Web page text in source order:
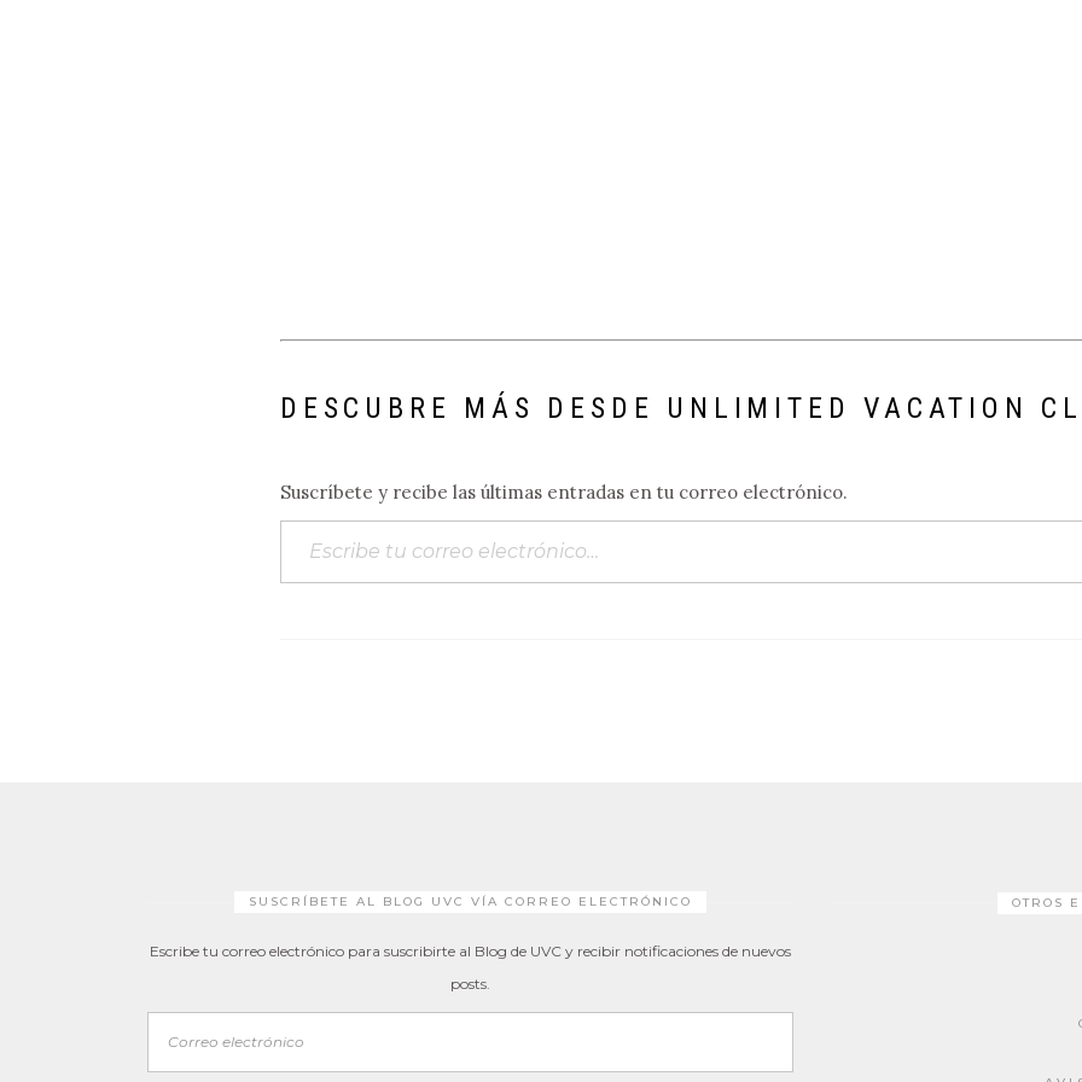
DESCUBRE MÁS DESDE UNLIMITED VACATION
Suscríbete y recibe las últimas entradas en tu correo electrónico.
Escribe tu correo electrónico…
SUSCRÍBETE AL BLOG UVC VÍA CORREO ELECTRÓNICO
Escribe tu correo electrónico para suscribirte al Blog de UVC y recibir notificaciones de nuevos
posts.
OTROS